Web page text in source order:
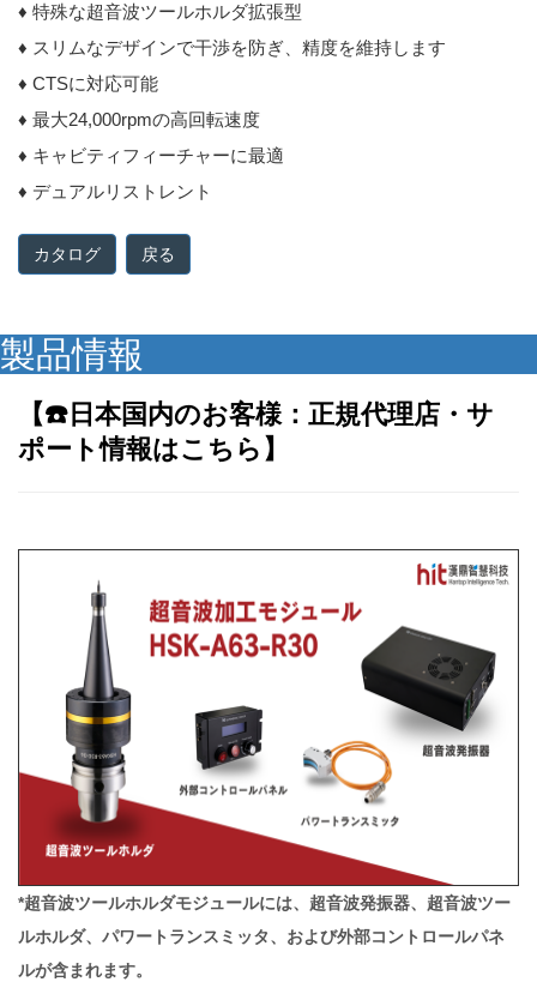
♦ 特殊な超音波ツールホルダ拡張型
♦ スリムなデザインで干渉を防ぎ、精度を維持します
♦ CTSに対応可能
♦ 最大24,000rpmの高回転速度
♦ キャビティフィーチャーに最適
♦ デュアルリストレント
戻る
製品情報
【☎️日本国内のお客様：正規代理店・サ
ポート情報はこちら】
*超音波ツールホルダモジュールには、超音波発振器、超音波ツー
ルホルダ、パワートランスミッタ、および外部コントロールパネ
ルが含まれます。